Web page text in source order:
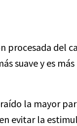
procesada del
suave y es
la mayor
evitar la